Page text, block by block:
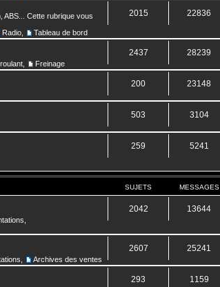
ABS... Cette rubrique vous
Radio Tableau de bord
2015 22836
Freinage
2437 28239
200 23148
503 3104
259 5241
SUJETS MESSAGES
2042 13644
Archives des ventes
2607 25241
293 1159